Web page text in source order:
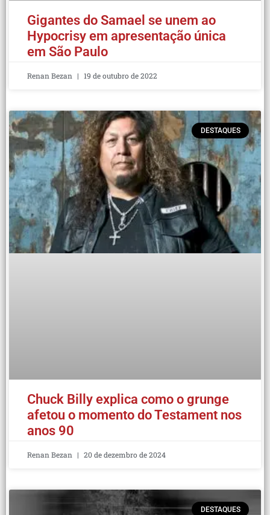
Gigantes do Samael se unem ao
Hypocrisy em apresentação única
em São Paulo
Renan Bezan 19 de outubro de 2022
DESTAQUES
Chuck Billy explica como o grunge
afetou o momento do Testament nos
anos 90
Renan Bezan 20 de dezembro de 2024
DESTAQUES